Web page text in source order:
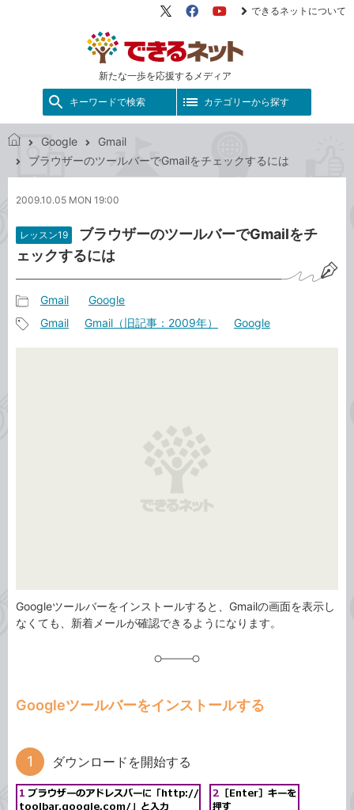
新たな一歩を応援するメディア
X（旧
FacebookYouTube
できるネットについて
キーワードで検索 カテゴリーから探す
き
ネ
ト
Google
Gmail
ブラウザーのツールバーでGmailをチェックするには
2009.10.05 MON 19:00
レッスン19
ブラウザーのツールバーでGmailをチ
ェックするには
事
カ
Gmail Google
Gmail Gmail（旧記事：2009年） Google
Googleツールバーをインストールすると、Gmailの画面を表示し
なくても、新着メールが確認できるようになります。
Googleツールバーをインストールする
ダウンロードを開始する